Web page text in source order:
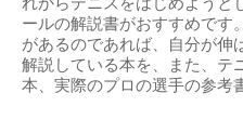
ールの解説書がおすすめです
があるのであれば、自分が伸
解説している本を、また、テ
本、実際のプロの選手の参考